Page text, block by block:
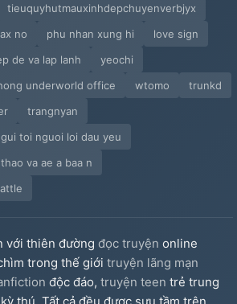
tieuquyhutmauxinhdepchuyenverbjyx
no phu nhan xung hi
love sign
de va lap lanh
yeochi
underworld office
wtomo
trunkd
trangnyan
toi nguoi loi dau yeu
thao va ae a baa n
với thiên đường đọc truyện online
trong thế giới truyện lãng mạn
độc đáo, truyện teen trẻ trung